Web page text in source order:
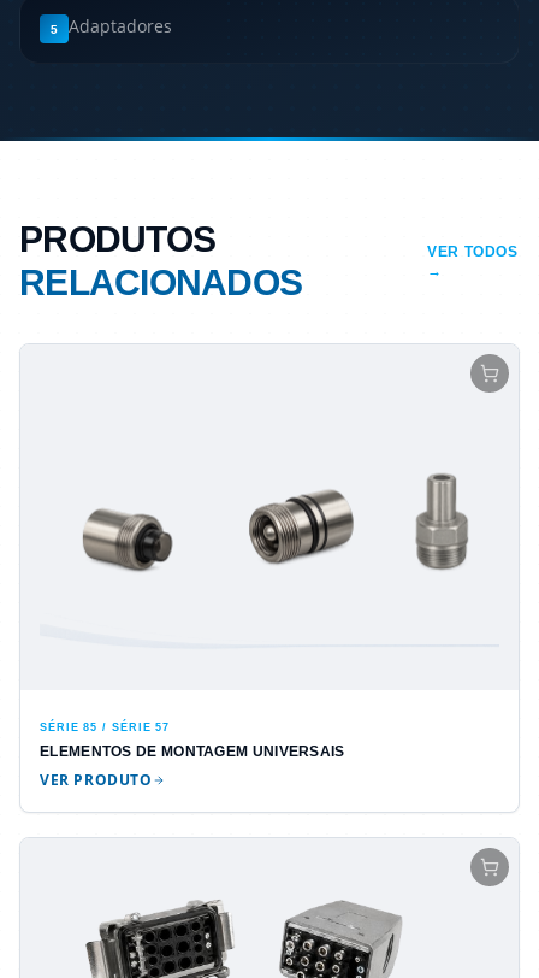
5 Adaptadores
PRODUTOS
RELACIONADOS
VER TODOS
→
SÉRIE 85 / SÉRIE 57
ELEMENTOS DE MONTAGEM UNIVERSAIS
VER PRODUTO